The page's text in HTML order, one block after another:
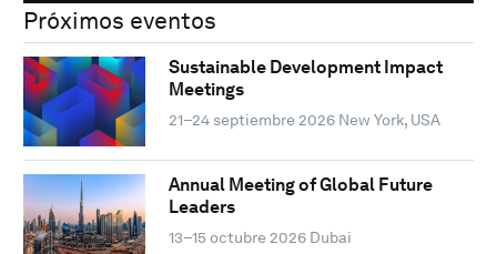
Próximos eventos
Sustainable Development Impact
Meetings
21–24 septiembre 2026 New York, USA
Annual Meeting of Global Future
Leaders
13–15 octubre 2026 Dubai